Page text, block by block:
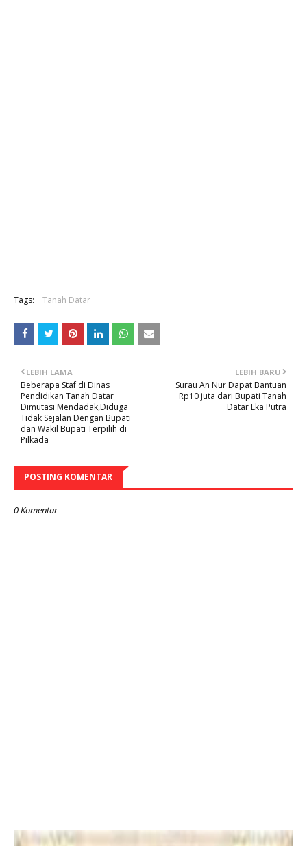
Tags: Tanah Datar
LEBIH BARU
Surau An Nur Dapat Bantuan
Rp10 juta dari Bupati Tanah
Datar Eka Putra
LEBIH LAMA
Beberapa Staf di Dinas
Pendidikan Tanah Datar
Dimutasi Mendadak,Diduga
Tidak Sejalan Dengan Bupati
dan Wakil Bupati Terpilih di
Pilkada
POSTING KOMENTAR
0 Komentar